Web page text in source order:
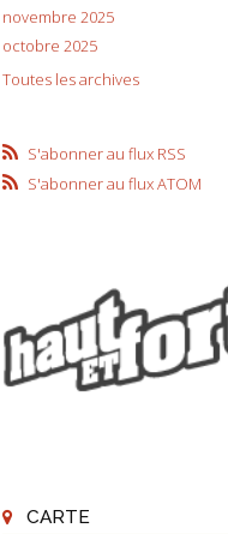
novembre 2025
octobre 2025
Toutes les archives
S'abonner au flux RSS
S'abonner au flux ATOM
CARTE